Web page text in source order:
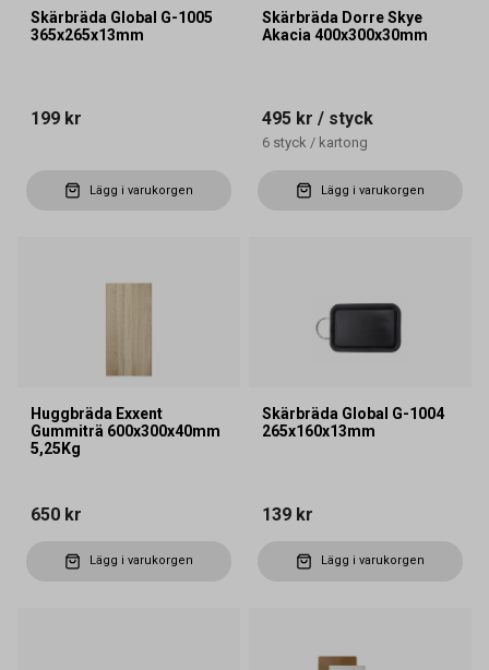
Skärbräda Global G-1005
365x265x13mm
199 kr
Lägg i varukorgen
Skärbräda Dorre Skye
Akacia 400x300x30mm
495 kr / styck
6 styck / kartong
Lägg i varukorgen
Huggbräda Exxent
Gummiträ 600x300x40mm
5,25Kg
650 kr
Lägg i varukorgen
Skärbräda Global G-1004
265x160x13mm
139 kr
Lägg i varukorgen